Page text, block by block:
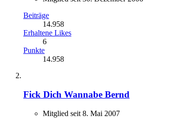
Beiträge
14.958
Erhaltene Likes
6
Punkte
14.958
Fick Dich Wannabe Bernd
Mitglied seit 8. Mai 2007